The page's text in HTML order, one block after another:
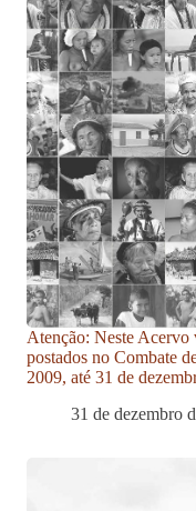
Atenção: Neste Acervo
postados no Combate
2009, até 31 de
31 de dezembro